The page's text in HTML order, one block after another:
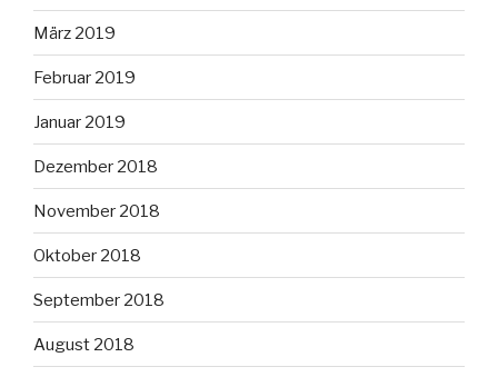
März 2019
Februar 2019
Januar 2019
Dezember 2018
November 2018
Oktober 2018
September 2018
August 2018